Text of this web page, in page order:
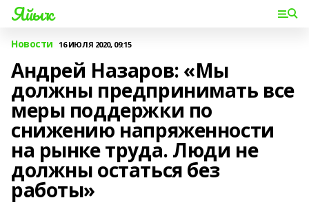
Яйыҡ
Новости 16 ИЮЛЯ 2020, 09:15
Андрей Назаров: «Мы
должны предпринимать все
меры поддержки по
снижению напряженности
на рынке труда. Люди не
должны остаться без
работы»